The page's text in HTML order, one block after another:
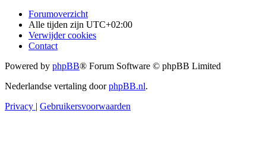
Forumoverzicht
Alle tijden zijn UTC+02:00
Verwijder cookies
Contact
Powered by phpBB® Forum Software © phpBB Limited
Nederlandse vertaling doorphpBB.nl.
Privacy | Gebruikersvoorwaarden